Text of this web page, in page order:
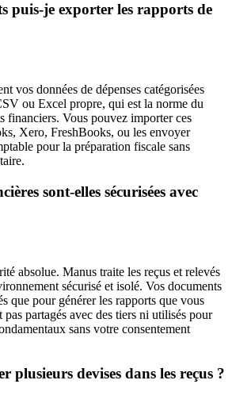
puis-je exporter les rapports de
vos données de dépenses catégorisées
ou Excel propre, qui est la norme du
financiers. Vous pouvez importer ces
Xero, FreshBooks, ou les envoyer
pour la préparation fiscale sans
sont-elles sécurisées avec
absolue. Manus traite les reçus et relevés
sécurisé et isolé. Vos documents
que pour générer les rapports que vous
pas partagés avec des tiers ni utilisés pour
sans votre consentement
plusieurs devises dans les reçus ?